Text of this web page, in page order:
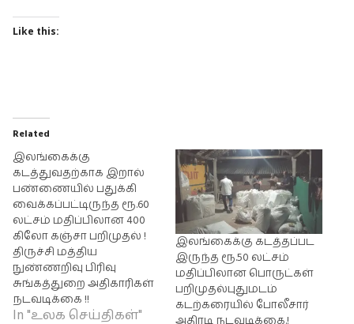
Like this:
Related
இலங்கைக்கு
கடத்துவதற்காக இறால்
பண்ணையில் பதுக்கி
வைக்கப்பட்டிருந்த ரூ.60
லட்சம் மதிப்பிலான 400
கிலோ கஞ்சா பறிமுதல் !
திருச்சி மத்திய
நுண்ணறிவு பிரிவு
சுங்கத்துறை அதிகாரிகள்
நடவடிக்கை !!
In "உலக செய்திகள்"
இலங்கைக்கு கடத்தப்பட
இருந்த ரூ.50 லட்சம்
மதிப்பிலான பொருட்கள்
பறிமுதல்புதுமடம்
கடற்கரையில் போலீசார்
அதிரடி நடவடிக்கை.!